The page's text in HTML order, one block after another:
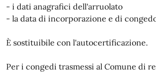
- i dati anagrafici dell'arruolato
- la data di incorporazione e di
È sostituibile con l'autocertificazione.
Per i congedi trasmessi al Comune di